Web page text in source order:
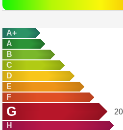
A+
A
B
C
D
E
F
G
H